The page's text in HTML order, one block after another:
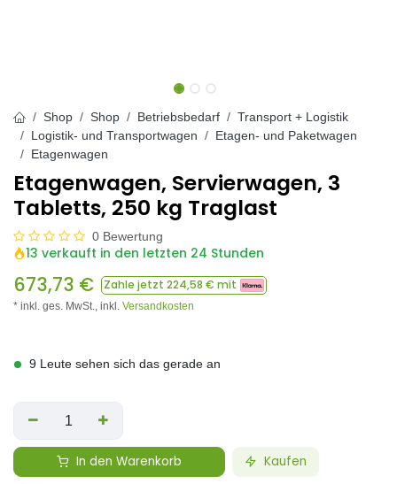
Shop Shop Betriebsbedarf
Transport + Logistik
Logistik- und Transportwagen
Etagen- und Paketwagen
Etagenwagen
Etagenwagen, Servierwagen, 3
Tabletts, 250 kg Traglast
0 Bewertung
13 verkauft in den letzten 24 Stunden
673,73 € Zahle jetzt 224,58 € mit
* inkl. ges. MwSt., inkl. Versandkosten
9 Leute sehen sich das gerade an
In den Warenkorb Kaufen